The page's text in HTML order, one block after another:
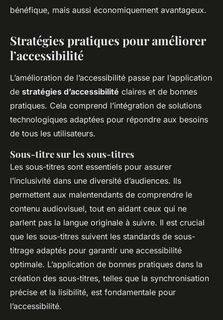
bénéfique, mais aussi économiquement avantageux.
Stratégies pratiques pour améliorer
l’accessibilité
L’amélioration de l’accessibilité passe par l’application
de stratégies d’accessibilité claires et de bonnes
pratiques. Cela comprend l’intégration de solutions
technologiques adaptées pour répondre aux besoins
de tous les utilisateurs.
Sous-titre sur les sous-titres
Les sous-titres sont essentiels pour assurer
l’inclusivité dans une diversité d’audiences. Ils
permettent aux malentendants de comprendre le
contenu audiovisuel, tout en aidant ceux qui ne
parlent pas la langue originale à suivre. Il est crucial
que les sous-titres suivent les standards de sous-
titrage adaptés pour garantir une accessibilité
optimale. L’application de bonnes pratiques dans la
création des sous-titres, telles que la synchronisation
précise et la lisibilité, est fondamentale pour
l’accessibilité.